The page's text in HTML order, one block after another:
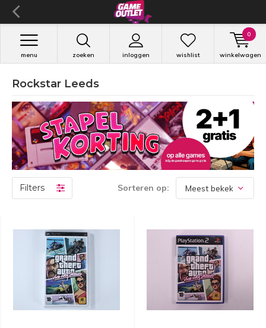
zoeken inloggen
menu wishlist winkelwagen
0
Rockstar Leeds
Filters Sorteren op: